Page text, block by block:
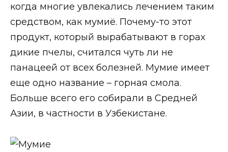
когда многие увлекались лечением таким
средством, как мумиё. Почему-то этот
продукт, который вырабатывают в горах
дикие пчелы, считался чуть ли не
панацеей от всех болезней. Мумие имеет
еще одно название – горная смола.
Больше всего его собирали в Средней
Азии, в частности в Узбекистане.